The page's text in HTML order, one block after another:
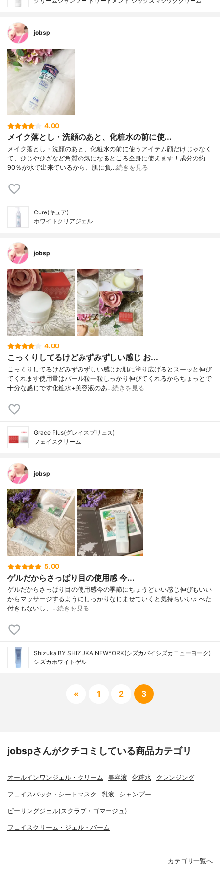
jobsp
4.00
メイク落とし・洗顔のあと、化粧水の前に使...
メイク落とし・洗顔のあと、化粧水の前に使うアイテム顔だけじゃなく
て、ひじやひざなど角質の気になるところ全身に使えます！成分の約
90％が水で出来ているから、肌に負…続きを見る
Cure(キュア)
ホワイトクリアジェル
jobsp
4.00
こっくりしてるけどみずみずしい感じ お...
こっくりしてるけどみずみずしい感じお肌に塗り広げるとスーッと伸び
てくれます使用量はパール粒一粒しっかり伸びてくれるからちょっとで
十分な感じです化粧水+美容液のあ…続きを見る
Grace Plus(グレイスプリュス)
フェイスクリーム
jobsp
5.00
ゲルだからさっぱり目の使用感 今...
ゲルだからさっぱり目の使用感今の季節にちょうどいい感じ伸びもいい
からマッサージするようにしっかりなじませていくと気持ちいい♬べた
付きもないし、…続きを見る
Shizuka BY SHIZUKA NEWYORK(シズカバイシズカニューヨーク)
シズカホワイトゲル
« 1 2 3
jobspさんがクチコミしている商品カテゴリ
オールインワンジェル・クリーム 美容液 化粧水 クレンジング
フェイスパック・シートマスク 乳液 シャンプー
ピーリングジェル(スクラブ・ゴマージュ)
フェイスクリーム・ジェル・バーム
カテゴリ一覧へ